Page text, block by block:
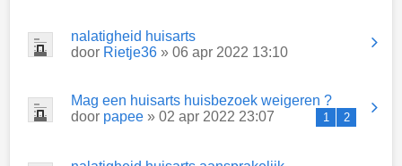
nalatigheid huisarts
door Rietje36 » 06 apr 2022 13:10
Mag een huisarts huisbezoek weigeren ?
door papee » 02 apr 2022 23:07 1 2